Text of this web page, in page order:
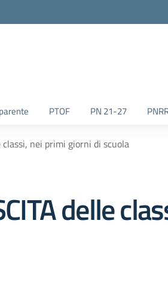
PTOF PN 21-27
classi, nei primi giorni di scuola
delle